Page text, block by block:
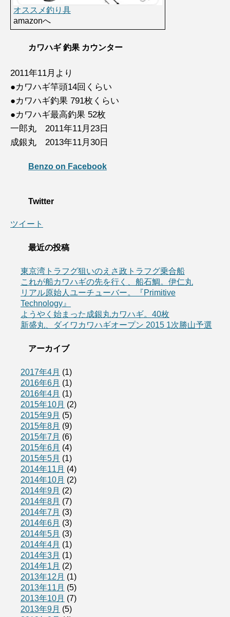
オススメ釣り具
amazonへ
カワハギ 釣果 カウンター
2011年11月より
●カワハギ竿頭14回くらい
●カワハギ釣果 791枚くらい
●カワハギ最高釣果 52枚
一郎丸 2011年11月23日
成銀丸 2013年11月30日
Benzo on Facebook
Twitter
ツイート
最近の投稿
東京湾トラフグ狙いのえさ政トラフグ乗合船
これが船カワハギの先を行く、船石鯛。伊仁丸
リアル原始人ユーチューバー。『Primitive
Technology』
ようやく始まった成銀丸カワハギ。40枚
新盛丸、ダイワカワハギオープン 2015 1次勝山予選
アーカイブ
2017年4月 (1)
2016年6月 (1)
2016年4月 (1)
2015年10月 (2)
2015年9月 (5)
2015年8月 (9)
2015年7月 (6)
2015年6月 (4)
2015年5月 (1)
2014年11月 (4)
2014年10月 (2)
2014年9月 (2)
2014年8月 (7)
2014年7月 (3)
2014年6月 (3)
2014年5月 (3)
2014年4月 (1)
2014年3月 (1)
2014年1月 (2)
2013年12月 (1)
2013年11月 (5)
2013年10月 (7)
2013年9月 (5)